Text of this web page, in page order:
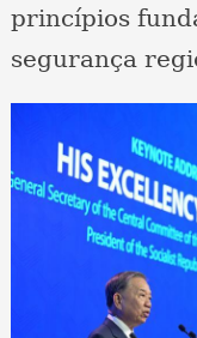
princípios
segurança